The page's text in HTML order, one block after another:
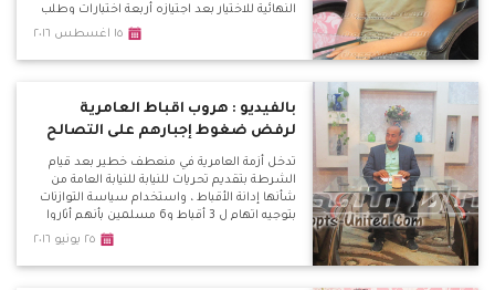
النهائية للاختيار بعد اجتيازه أربعة اختبارات وطلب
تصفيتهم من 250 طفل ولكن فوجئ برفض
١٥ اغسطس ٢٠١٦
بالفيديو : هروب اقباط العامرية
لرفض ضغوط إجبارهم على التصالح
تدخل أزمة العامرية في منعطف خطير بعد قيام
الشرطة بتقديم تحريات للنيابة للنيابة العامة من
شأنها إدانة الأقباط ، واستخدام سياسة التوازنات
بتوجيه اتهام ل 3 أقباط و6 مسلمين بأنهم أثاروا
الشغب واشتبكوا مع بعضهم البعض مما أدى
نصر .
٢٥ يونيو ٢٠١٦